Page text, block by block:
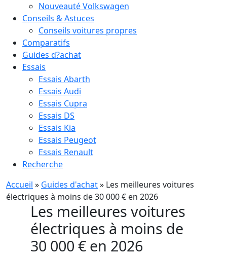
Nouveauté Volkswagen
Conseils & Astuces
Conseils voitures propres
Comparatifs
Guides d?achat
Essais
Essais Abarth
Essais Audi
Essais Cupra
Essais DS
Essais Kia
Essais Peugeot
Essais Renault
Recherche
Accueil » Guides d'achat» Les meilleures voitures
électriques à moins de 30 000 € en 2026
Les meilleures voitures
électriques à moins de
30 000 € en 2026